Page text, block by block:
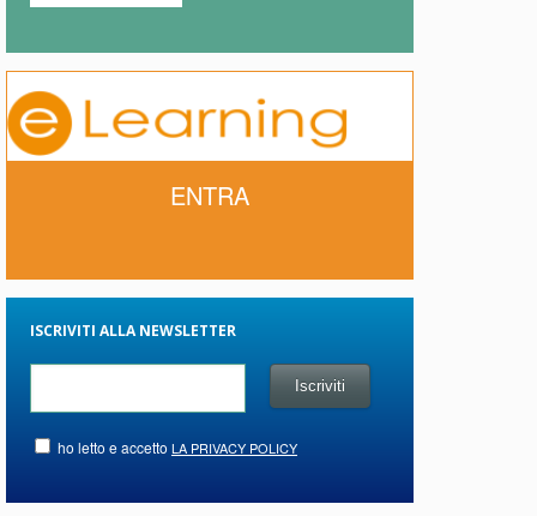
ENTRA
ISCRIVITI ALLA NEWSLETTER
ho letto e accetto LA PRIVACY POLICY